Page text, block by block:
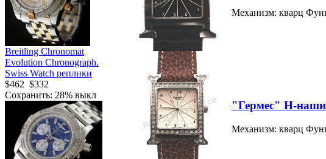
Breitling Chronomat
Evolution Chronograph.
Swiss Watch реплики
$462 $332
Сохранить: 28% выкл
Механизм: кварц
"Гермес" H-
Механизм: кварц